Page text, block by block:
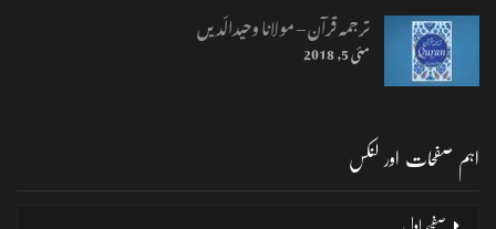
ترجمہ قرآن – مولانا وحیدالّدیں
مئی 5, 2018
اہم صفحات اور لنکس
صفحۂ اول